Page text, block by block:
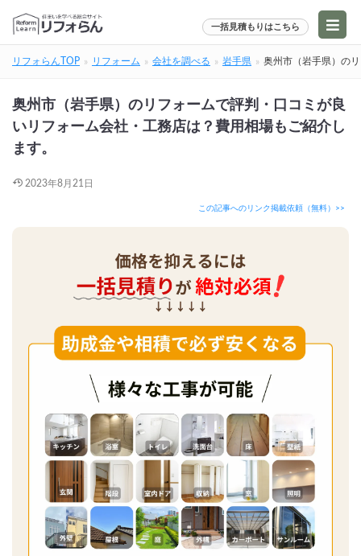
一括見積もりはこちら
リフォらんTOP リフォーム 会社を調べる 岩手県 奥州市（岩手県）の
奥州市（岩手県）のリフォームで評判・口コミが良
いリフォーム会社・工務店は？費用相場もご紹介し
ます。
2023年8月21日
この記事へのリンク掲載依頼（無料）>>